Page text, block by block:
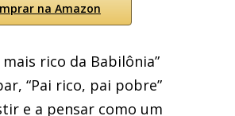
na Amazon
mais rico da Babilônia”
“Pai rico, pai pobre”
e a pensar como um